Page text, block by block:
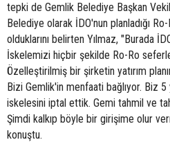
tepki de Gemlik Belediye Başkan
Belediye olarak İDO'nun planladığı Ro-
olduklarını belirten Yılmaz, "Burada
İskelemizi hiçbir şekilde Ro-Ro
Özelleştirilmiş bir şirketin yatırım
Bizi Gemlik'in menfaati bağlıyor. Biz
iskelesini iptal ettik. Gemi tahmil ve
Şimdi kalkıp böyle bir girişime olur
konuştu.